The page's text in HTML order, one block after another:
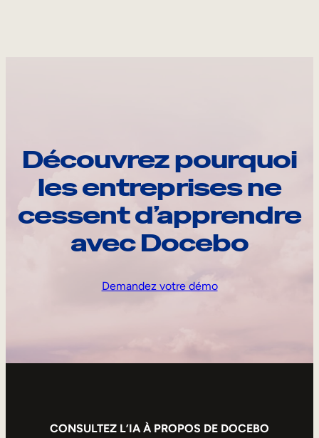
Découvrez pourquoi
les entreprises ne
cessent d’apprendre
avec Docebo
Demandez votre démo
CONSULTEZ L’IA À PROPOS DE DOCEBO